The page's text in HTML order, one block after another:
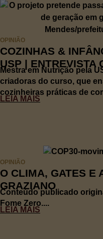
OPINIÃO
COZINHAS &
USP | ENTREVISTA
Mestra em Nutrição pela
criadoras do curso, que
cozinheiras práticas de
LEIA MAIS
OPINIÃO
O CLIMA, GATES E
GRAZIANO
Conteúdo publicado
Fome Zero....
LEIA MAIS